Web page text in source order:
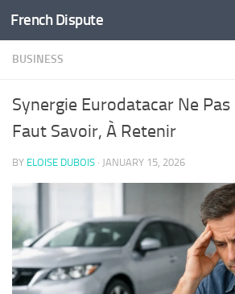
Skip to content
French Dispute
BUSINESS
Synergie Eurodatacar Ne Pas
Faut Savoir, À Retenir
BY ELOISE DUBOIS · JANUARY 15, 2026